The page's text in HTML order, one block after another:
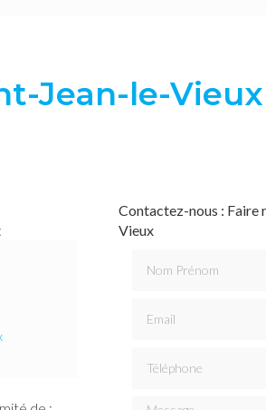
Jean-le-Vieux
Contactez-nous : Faire
Vieux
Message